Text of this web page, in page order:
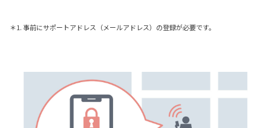
＊1. 事前にサポートアドレス（メールアドレス）の登録が必要です。